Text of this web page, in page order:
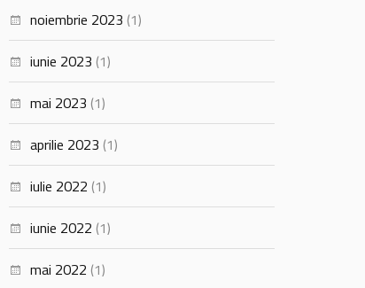
noiembrie 2023 (1)
iunie 2023 (1)
mai 2023 (1)
aprilie 2023 (1)
iulie 2022 (1)
iunie 2022 (1)
mai 2022 (1)